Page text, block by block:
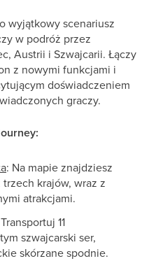
wyjątkowy scenariusz
w podróż przez
Austrii i Szwajcarii. Łączy
z nowymi funkcjami i
doświadczeniem
graczy.
: Na mapie znajdziesz
krajów, wraz z
atrakcjami.
11
szwajcarski ser,
skórzane spodnie.